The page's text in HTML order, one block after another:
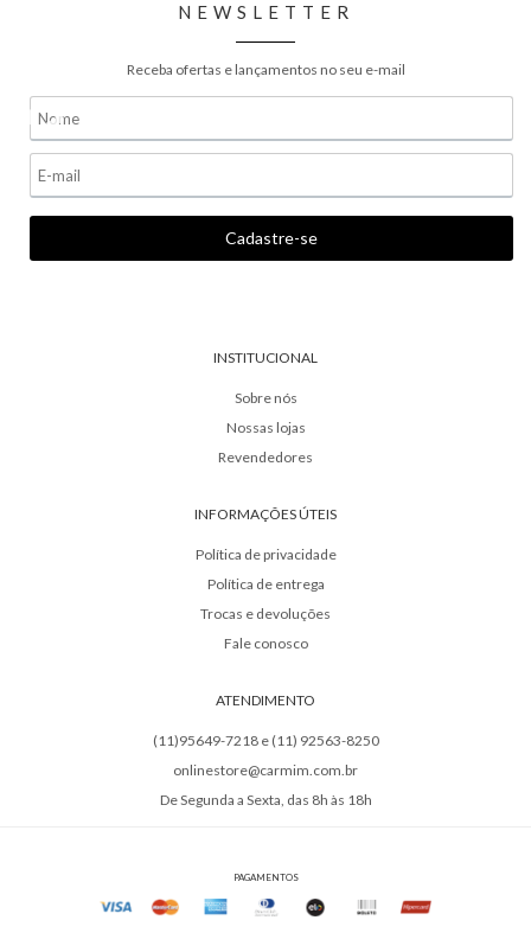
NEWSLETTER
Receba ofertas e lançamentos no seu e-mail
INSTITUCIONAL
Sobre nós
Nossas lojas
Revendedores
INFORMAÇÕES ÚTEIS
Política de privacidade
Política de entrega
Trocas e devoluções
Fale conosco
ATENDIMENTO
(11)95649-7218 e (11) 92563-8250
onlinestore@carmim.com.br
De Segunda a Sexta, das 8h às 18h
PAGAMENTOS